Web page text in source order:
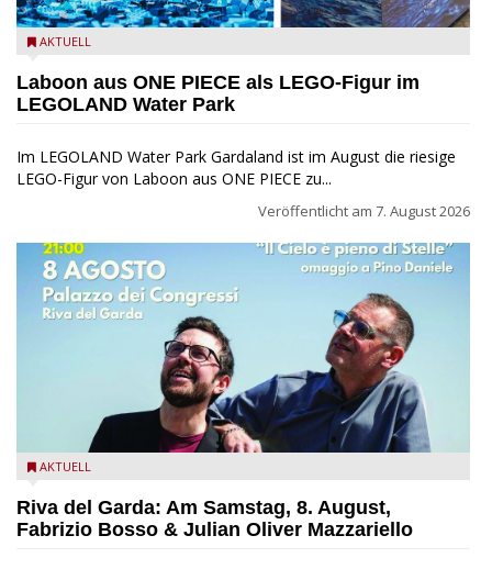
Laboon aus ONE PIECE als LEGO-Figur im LEGOLAND Water
AKTUELL
Laboon aus ONE PIECE als LEGO-Figur im
LEGOLAND Water Park
Im LEGOLAND Water Park Gardaland ist im August die riesige
LEGO-Figur von Laboon aus ONE PIECE zu...
Veröffentlicht am 7. August 2026
Fabrizio Bosso & Julian Oliver Mazzariello zu Gast beim Garda
AKTUELL
Riva del Garda: Am Samstag, 8. August,
Fabrizio Bosso & Julian Oliver Mazzariello